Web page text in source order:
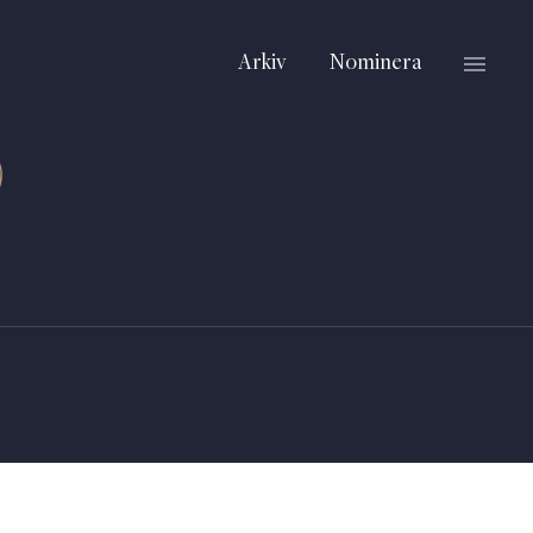
Arkiv Nominera